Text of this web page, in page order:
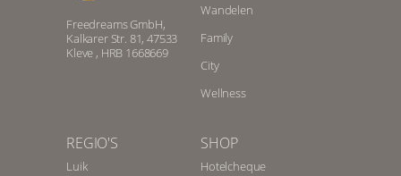
Freedreams GmbH,
Kalkarer Str. 81, 47533
Kleve , HRB 1668669
Wandelen
Family
City
Wellness
REGIO'S
Luik
SHOP
Hotelcheque